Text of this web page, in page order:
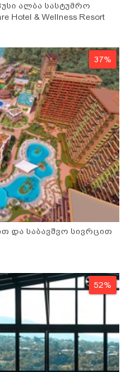
ალბა სასტუმრო
Hotel & Wellness Resort
37%
და საბავშვო სივრცით
52%